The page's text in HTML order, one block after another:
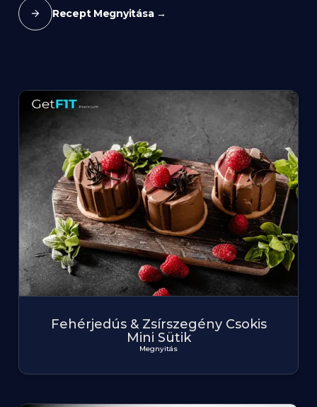
Recept Megnyitása →
Fehérjedús & Zsírszegény Csokis
Mini Sütik
Megnyitás